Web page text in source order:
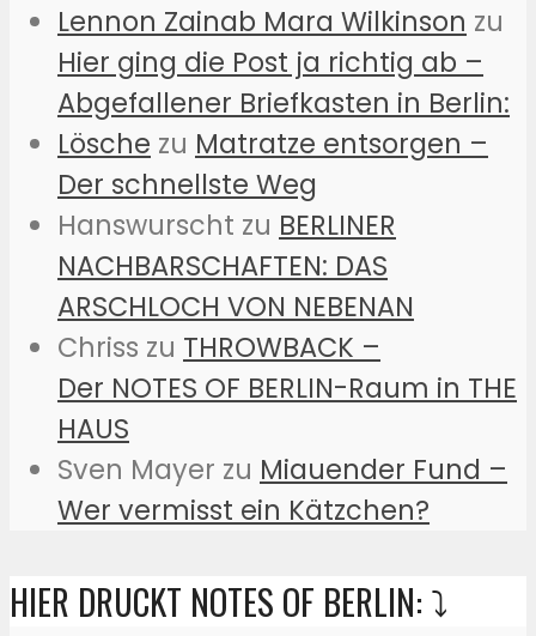
Lennon Zainab Mara Wilkinson zu
Hier ging die Post ja richtig ab –
Abgefallener Briefkasten in Berlin:
Lösche zu Matratze entsorgen –
Der schnellste Weg
Hanswurscht zu BERLINER
NACHBARSCHAFTEN: DAS
ARSCHLOCH VON NEBENAN
Chriss zu THROWBACK –
Der NOTES OF BERLIN-Raum in THE
HAUS
Sven Mayer zu Miauender Fund –
Wer vermisst ein Kätzchen?
HIER DRUCKT NOTES OF BERLIN: ⤵️